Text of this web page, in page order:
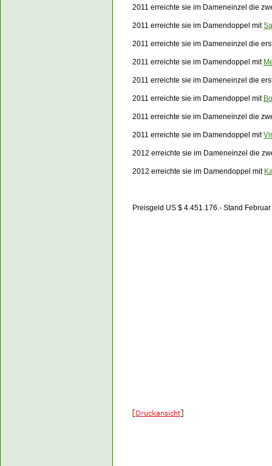
2011 erreichte sie im Dameneinzel die
2011 erreichte sie im Damendoppel mit
2011 erreichte sie im Dameneinzel die
2011 erreichte sie im Damendoppel mit
2011 erreichte sie im Dameneinzel die
2011 erreichte sie im Damendoppel mit
2011 erreichte sie im Dameneinzel die
2011 erreichte sie im Damendoppel mit
2012 erreichte sie im Dameneinzel die
2012 erreichte sie im Damendoppel mit
Preisgeld US $ 4.451.176.- Stand